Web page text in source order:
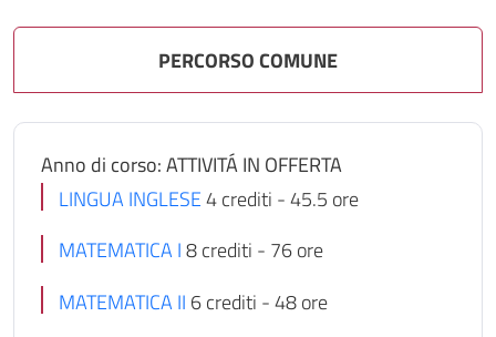
PERCORSO COMUNE
Anno di corso: ATTIVITÁ IN OFFERTA
LINGUA INGLESE4 crediti - 45.5 ore
MATEMATICA I8 crediti - 76 ore
MATEMATICA II 6 crediti - 48 ore